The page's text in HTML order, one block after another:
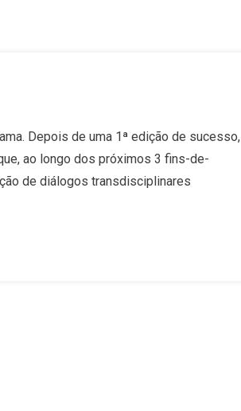
Depois de uma 1ª edição de sucesso,
ao longo dos próximos 3 fins-de-
de diálogos transdisciplinares